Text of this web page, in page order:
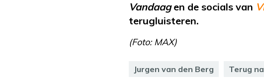
Vandaagen de socials van
terugluisteren.
(Foto: MAX)
Jurgen van den Berg Terug